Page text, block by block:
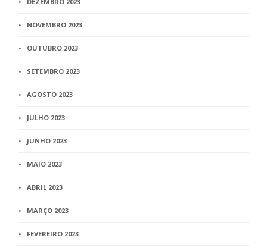
NOVEMBRO 2023
OUTUBRO 2023
SETEMBRO 2023
AGOSTO 2023
JULHO 2023
JUNHO 2023
MAIO 2023
ABRIL 2023
MARÇO 2023
FEVEREIRO 2023